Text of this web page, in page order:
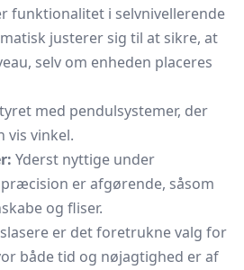
funktionalitet i selvnivellerende
justerer sig til at sikre, at
selv om enheden placeres
med pendulsystemer, der
vis vinkel.
Yderst nyttige under
er afgørende, såsom
og fliser.
er det foretrukne valg for
både tid og nøjagtighed er af